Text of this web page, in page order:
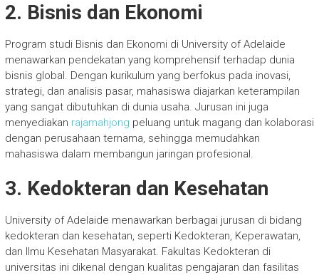
2. Bisnis dan Ekonomi
Program studi Bisnis dan Ekonomi di University of Adelaide
menawarkan pendekatan yang komprehensif terhadap dunia
bisnis global. Dengan kurikulum yang berfokus pada inovasi,
strategi, dan analisis pasar, mahasiswa diajarkan keterampilan
yang sangat dibutuhkan di dunia usaha. Jurusan ini juga
menyediakan rajamahjong peluang untuk magang dan kolaborasi
dengan perusahaan ternama, sehingga memudahkan
mahasiswa dalam membangun jaringan profesional.
3. Kedokteran dan Kesehatan
University of Adelaide menawarkan berbagai jurusan di bidang
kedokteran dan kesehatan, seperti Kedokteran, Keperawatan,
dan Ilmu Kesehatan Masyarakat. Fakultas Kedokteran di
universitas ini dikenal dengan kualitas pengajaran dan fasilitas